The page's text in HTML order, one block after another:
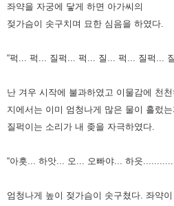
좌약을 자궁에 닿게 하면 아가씨의
젖가슴이 솟구치며 묘한 심음을 하였다.
“퍽... 퍽... 질퍽... 퍽... 질... 퍽... 질퍽...
난 겨우 시작에 불과하였고 이물감에 천
지에서는 이미 엄청나게 많은 물이 흘렀
질퍽이는 소리가 내 좆을 자극하였다.
“아흣... 하앗... 오... 오빠야... 하읏
엄청나게 높이 젖가슴이 솟구쳤다. 좌약